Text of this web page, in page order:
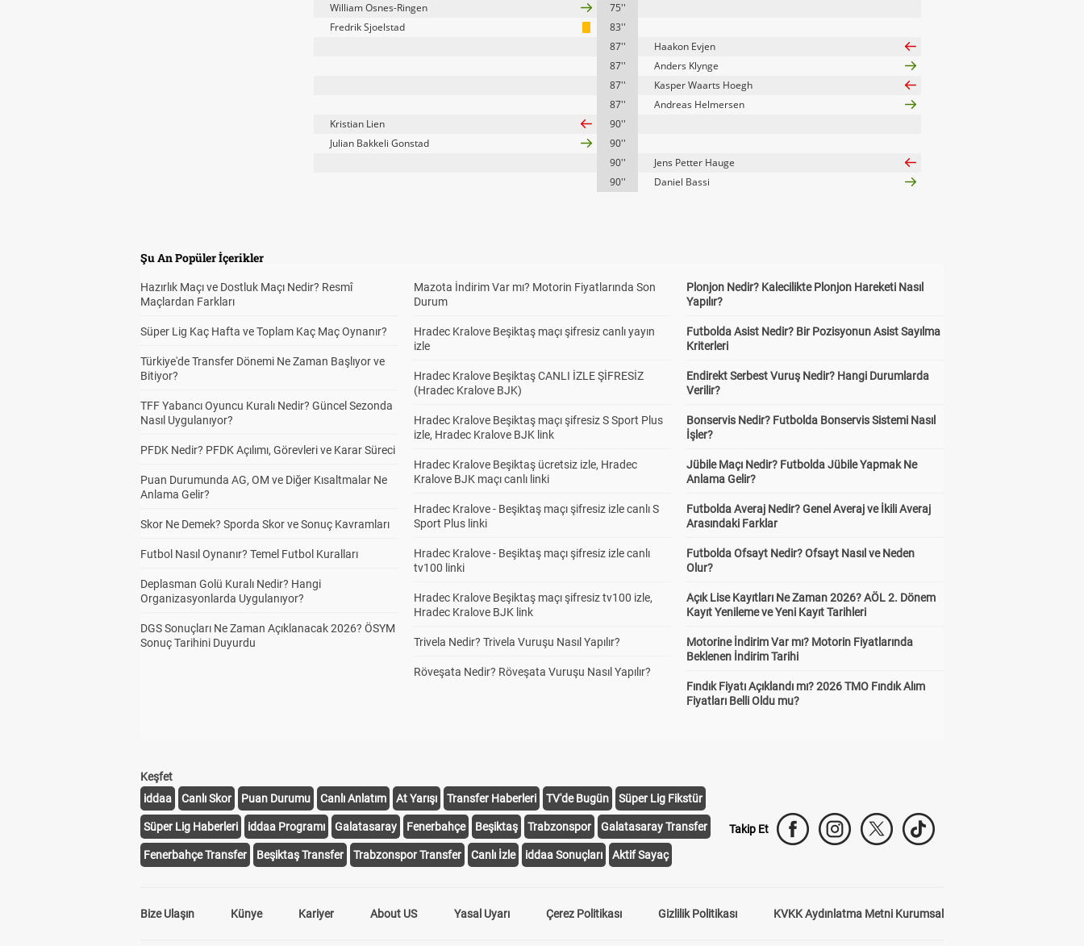
William Osnes-Ringen
75''
Fredrik Sjoelstad
83''
87''
Haakon Evjen
87''
Anders Klynge
87''
Kasper Waarts Hoegh
87''
Andreas Helmersen
Kristian Lien
90''
Julian Bakkeli Gonstad
90''
90''
Jens Petter Hauge
90''
Daniel Bassi
Şu An Popüler İçerikler
Hazırlık Maçı ve Dostluk Maçı Nedir? Resmî
Maçlardan Farkları
Süper Lig Kaç Hafta ve Toplam Kaç Maç Oynanır?
Türkiye'de Transfer Dönemi Ne Zaman Başlıyor ve
Bitiyor?
TFF Yabancı Oyuncu Kuralı Nedir? Güncel Sezonda
Nasıl Uygulanıyor?
PFDK Nedir? PFDK Açılımı, Görevleri ve Karar Süreci
Puan Durumunda AG, OM ve Diğer Kısaltmalar Ne
Anlama Gelir?
Skor Ne Demek? Sporda Skor ve Sonuç Kavramları
Futbol Nasıl Oynanır? Temel Futbol Kuralları
Deplasman Golü Kuralı Nedir? Hangi
Organizasyonlarda Uygulanıyor?
DGS Sonuçları Ne Zaman Açıklanacak 2026? ÖSYM
Sonuç Tarihini Duyurdu
Mazota İndirim Var mı? Motorin Fiyatlarında Son
Durum
Hradec Kralove Beşiktaş maçı şifresiz canlı yayın
izle
Hradec Kralove Beşiktaş CANLI İZLE ŞİFRESİZ
(Hradec Kralove BJK)
Hradec Kralove Beşiktaş maçı şifresiz S Sport Plus
izle, Hradec Kralove BJK link
Hradec Kralove Beşiktaş ücretsiz izle, Hradec
Kralove BJK maçı canlı linki
Hradec Kralove - Beşiktaş maçı şifresiz izle canlı S
Sport Plus linki
Hradec Kralove - Beşiktaş maçı şifresiz izle canlı
tv100 linki
Hradec Kralove Beşiktaş maçı şifresiz tv100 izle,
Hradec Kralove BJK link
Trivela Nedir? Trivela Vuruşu Nasıl Yapılır?
Röveşata Nedir? Röveşata Vuruşu Nasıl Yapılır?
Plonjon Nedir? Kalecilikte Plonjon Hareketi Nasıl
Yapılır?
Futbolda Asist Nedir? Bir Pozisyonun Asist Sayılma
Kriterleri
Endirekt Serbest Vuruş Nedir? Hangi Durumlarda
Verilir?
Bonservis Nedir? Futbolda Bonservis Sistemi Nasıl
İşler?
Jübile Maçı Nedir? Futbolda Jübile Yapmak Ne
Anlama Gelir?
Futbolda Averaj Nedir? Genel Averaj ve İkili Averaj
Arasındaki Farklar
Futbolda Ofsayt Nedir? Ofsayt Nasıl ve Neden
Olur?
Açık Lise Kayıtları Ne Zaman 2026? AÖL 2. Dönem
Kayıt Yenileme ve Yeni Kayıt Tarihleri
Motorine İndirim Var mı? Motorin Fiyatlarında
Beklenen İndirim Tarihi
Fındık Fiyatı Açıklandı mı? 2026 TMO Fındık Alım
Fiyatları Belli Oldu mu?
Keşfet
iddaa
Canlı Skor Puan Durumu Canlı Anlatım At Yarışı Transfer Haberleri TV'de Bugün Süper Lig Fikstür
Süper Lig Haberleri iddaa Programı Galatasaray Fenerbahçe Beşiktaş Trabzonspor Galatasaray Transfer
Fenerbahçe Transfer Beşiktaş Transfer Trabzonspor Transfer Canlı İzle iddaa Sonuçları Aktif Sayaç
Takip Et
Bize Ulaşın Künye Kariyer About US Yasal Uyarı Çerez Politikası Gizlilik Politikası KVKK Aydınlatma Metni Kurumsal